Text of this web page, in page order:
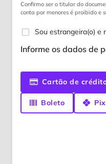
Confirmo ser o titular do
conta por menores é proibido e
Sou estrangeira(o) e
Informe os dados de
Cartão de
Boleto Pix